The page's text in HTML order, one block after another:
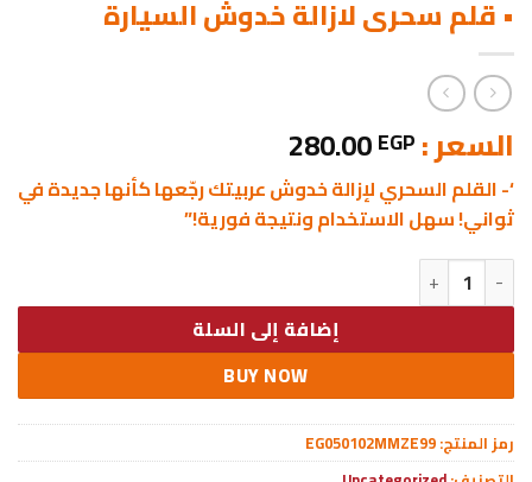
• قلم سحرى لازالة خدوش السيارة
السعر : 280.00EGP
‘- القلم السحري لإزالة خدوش عربيتك رجّعها كأنها جديدة في
ثواني! سهل الاستخدام ونتيجة فورية!”
كمية • قلم سحرى لازالة خدوش السيارة
إضافة إلى السلة
BUY NOW
رمز المنتج:EG050102MMZE99